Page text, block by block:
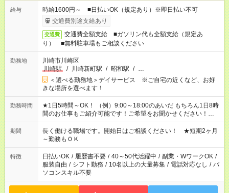
給与
時給1600円～ ■日払いOK（規定あり）※即日払い不可
交通費別途支給あり
交通費
交通費全額支給 ■ガソリン代も全額支給（規定あ
り） ■無料駐車場もご相談ください
勤務地
川崎市川崎区
川崎駅
/ 川崎新町駅 / 昭和駅 / …
＜選べる勤務地＞デイサービス ※ご自宅の近くなど、お好
きな場所を選べます！
勤務時間
★1日5時間～OK！ （例）9:00～18:00のあいだ もちろん1日8時
間のお仕事もご紹介可能です！ご希望をお聞かせください！★家
庭の都合でお休みが必要な場合も遠慮なくご相談ください。 ※
週最低15時間以上の勤務が必要です
期間
長く働ける職場です。開始日はご相談ください！ ★短期2ヶ月
～勤務もＯＫ
特徴 日払いOK / 履歴書不要 / 40～50代活躍中 / 副業・WワークOK /
服装自由 / シフト勤務 / 10名以上の大量募集 / 電話対応なし / パ
ソコンスキル不要